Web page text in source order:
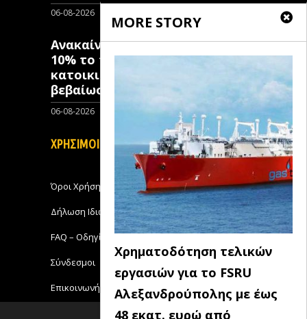
MORE STORY
Χρηματοδότηση τελικών
εργασιών για το FSRU
Αλεξανδρούπολης με έως
48 εκατ. ευρώ από
06-08-2026
Ανακαίνιση Κατοικίας: Μόλις
10% το ποσοστό των κλειστών
κατοικιών που έχουν λάβει
βεβαίωση ένταξης
06-08-2026 0
ΧΡΗΣΙΜΟΙ ΣΥΝΔΕΣΜΟΙ
Όροι Χρήσης
Δήλωση Ιδιωτικότητας
FAQ – Οδηγίες Χρήσης
Σύνδεσμοι
Επικοινωνήστε με το Michanikos-Online